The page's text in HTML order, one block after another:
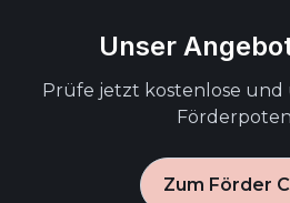
Unser
Prüfe jetzt kostenlose
Zum Förder